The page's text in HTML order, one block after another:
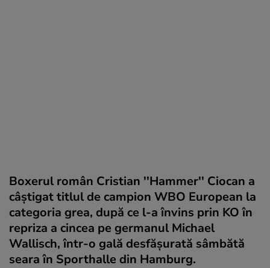
Boxerul român Cristian ''Hammer'' Ciocan a
câştigat titlul de campion WBO European la
categoria grea, după ce l-a învins prin KO în
repriza a cincea pe germanul Michael
Wallisch, într-o gală desfăşurată sâmbătă
seara în Sporthalle din Hamburg.